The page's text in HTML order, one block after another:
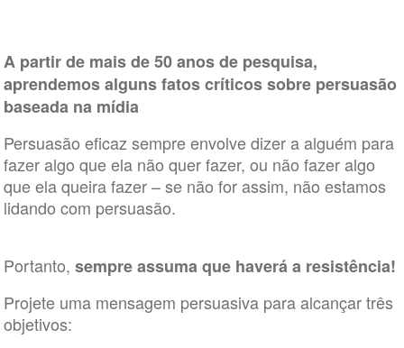
A partir de mais de 50 anos de pesquisa,
aprendemos alguns fatos críticos sobre persuasão
baseada na mídia
Persuasão eficaz sempre envolve dizer a alguém para
fazer algo que ela não quer fazer, ou não fazer algo
que ela queira fazer – se não for assim, não estamos
lidando com persuasão.
Portanto, sempre assuma que haverá a resistência!
Projete uma mensagem persuasiva para alcançar três
objetivos: